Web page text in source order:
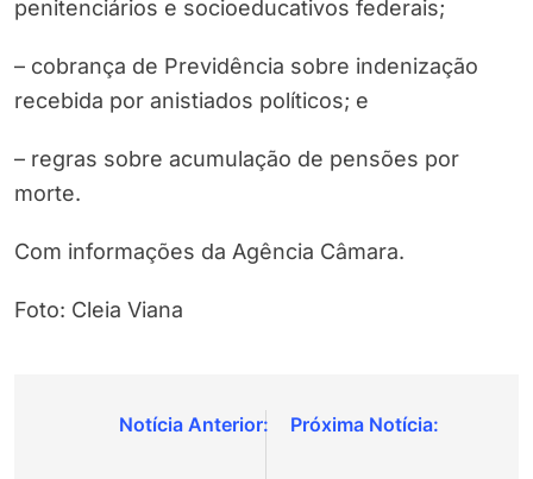
penitenciários e socioeducativos federais;
– cobrança de Previdência sobre indenização
recebida por anistiados políticos; e
– regras sobre acumulação de pensões por
morte.
Com informações da Agência Câmara.
Foto: Cleia Viana
Navegação